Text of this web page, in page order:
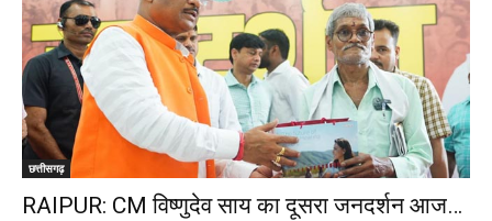
छत्तीसगढ़
RAIPUR: CM विष्णुदेव साय का दूसरा जनदर्शन आज…